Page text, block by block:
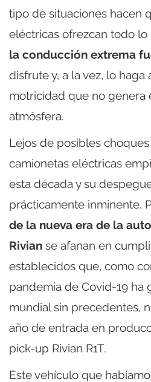
tipo de situaciones hacen
eléctricas ofrezcan todo lo
la conducción extrema
disfrute y, a la vez, lo haga
motricidad que no genera
atmósfera.
Lejos de posibles
camionetas eléctricas
esta década y su
prácticamente inminente.
de la nueva era de la
Rivian se afanan en
establecidos que, como
pandemia de Covid-19 ha
mundial sin precedentes,
año de entrada en
pick-up Rivian R1T.
Este vehículo que